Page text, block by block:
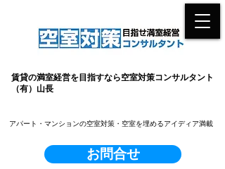
賃貸の満室経営を目指すなら空室対策コンサルタント
（有）山長
お問合せ
​アパート・マンションの空室対策・空室を埋めるアイディア満載